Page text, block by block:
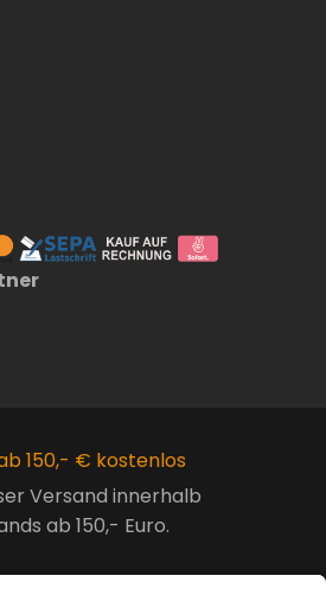
150,- € kostenlos
Versand innerhalb
ab 150,- Euro.